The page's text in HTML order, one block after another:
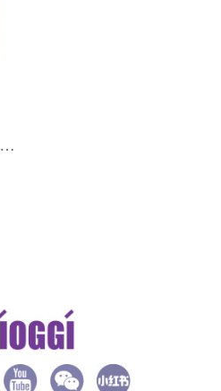
Marine Complex Moisturizing Mask